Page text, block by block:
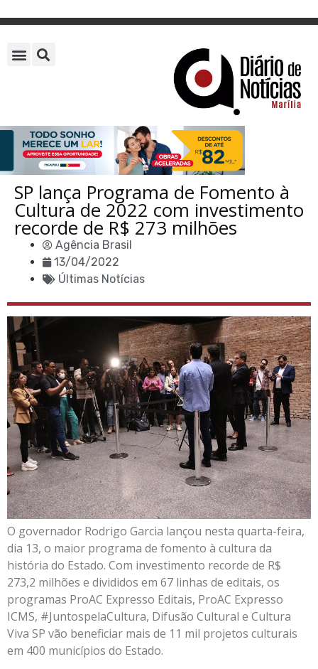
SP lança Programa de Fomento à
Cultura de 2022 com investimento
recorde de R$ 273 milhões
Agência Brasil
13/04/2022
Últimas Notícias
O governador Rodrigo Garcia lançou nesta quarta-feira,
dia 13, o maior programa de fomento à cultura da
história do Estado. Com investimento recorde de R$
273,2 milhões e divididos em 67 linhas de editais, os
programas ProAC Expresso Editais, ProAC Expresso
ICMS, #JuntospelaCultura, Difusão Cultural e Cultura
Viva SP vão beneficiar mais de 11 mil projetos culturais
em 400 municípios do Estado.